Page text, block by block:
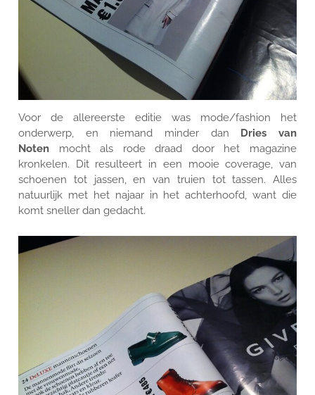
Voor de allereerste editie was mode/fashion het
onderwerp, en niemand minder dan Dries van
Noten mocht als rode draad door het magazine
kronkelen. Dit resulteert in een mooie coverage, van
schoenen tot jassen, en van truien tot tassen. Alles
natuurlijk met het najaar in het achterhoofd, want die
komt sneller dan gedacht.